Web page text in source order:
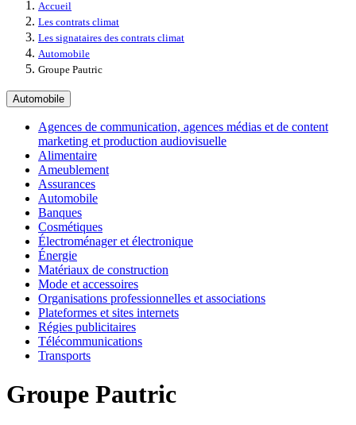
Accueil
Les contrats climat
Les signataires des contrats climat
Automobile
Groupe Pautric
Automobile
Agences de communication, agences médias et de content
marketing et production audiovisuelle
Alimentaire
Ameublement
Assurances
Automobile
Banques
Cosmétiques
Électroménager et électronique
Énergie
Matériaux de construction
Mode et accessoires
Organisations professionnelles et associations
Plateformes et sites internets
Régies publicitaires
Télécommunications
Transports
Groupe Pautric